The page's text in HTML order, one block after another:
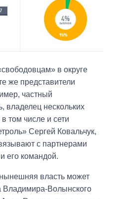
в округе
же представители
частный
владелец нескольких
том числе и сети
Сергей Ковальчук,
с партнерами
его командой.
власть может
Владимира-Волынского